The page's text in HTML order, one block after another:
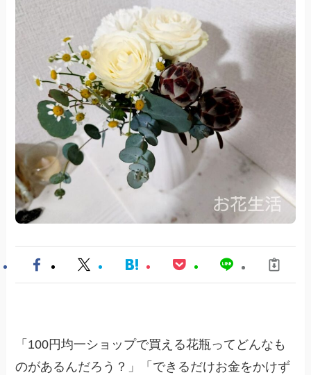
「100円均一ショップで買える花瓶ってどんなも
のがあるんだろう？」「できるだけお金をかけず